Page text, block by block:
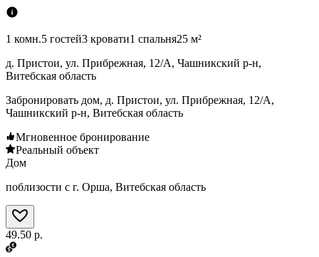
1 комн.5 гостей3 кровати1 спальня25 м²
д. Пристои, ул. Прибрежная, 12/А, Чашникский р-н,
Витебская область
Забронировать дом, д. Пристои, ул. Прибрежная, 12/А,
Чашникский р-н, Витебская область
Мгновенное бронирование
Реальный объект
Дом
поблизости с г. Орша, Витебская область
49.50 р.